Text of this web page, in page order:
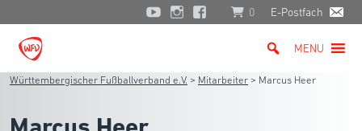
0 E-Postfach
MENU
Württembergischer Fußballverband e.V. > Mitarbeiter > Marcus Heer